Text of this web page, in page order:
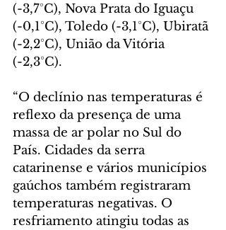
(-3,7°C), Nova Prata do Iguaçu
(-0,1°C), Toledo (-3,1°C), Ubiratã
(-2,2°C), União da Vitória
(-2,3°C).
“O declínio nas temperaturas é
reflexo da presença de uma
massa de ar polar no Sul do
País. Cidades da serra
catarinense e vários municípios
gaúchos também registraram
temperaturas negativas. O
resfriamento atingiu todas as